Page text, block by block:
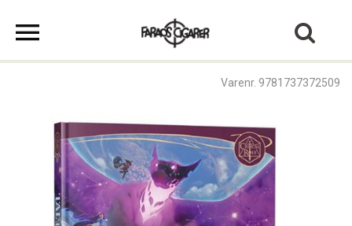
Varenr. 9781737372509